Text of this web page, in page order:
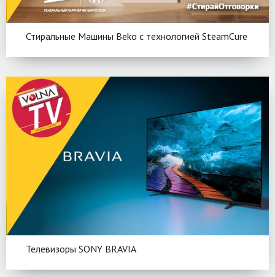
Стиральные Машины Beko c технологией SteamCure
Телевизоры SONY BRAVIA